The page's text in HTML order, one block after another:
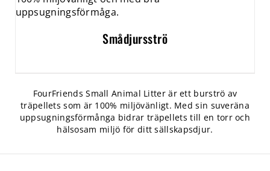
Smådjursströ
FourFriends Small Animal Litter är ett burströ av
träpellets som är 100% miljövänligt. Med sin suveräna
uppsugningsförmånga bidrar träpellets till en torr och
hälsosam miljö för ditt sällskapsdjur.